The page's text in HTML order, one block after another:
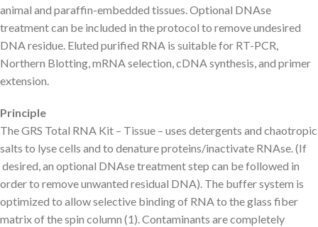
animal and paraffin-embedded tissues. Optional DNAse
treatment can be included in the protocol to remove undesired
DNA residue. Eluted purified RNA is suitable for RT-PCR,
Northern Blotting, mRNA selection, cDNA synthesis, and primer
extension.
Principle
The GRS Total RNA Kit – Tissue – uses detergents and chaotropic
salts to lyse cells and to denature proteins/inactivate RNAse. (If
desired, an optional DNAse treatment step can be followed in
order to remove unwanted residual DNA). The buffer system is
optimized to allow selective binding of RNA to the glass fiber
matrix of the spin column (1). Contaminants are completely